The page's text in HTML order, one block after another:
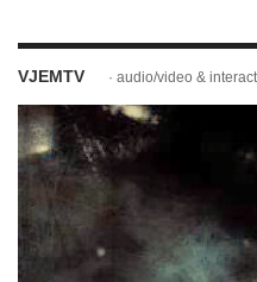
VJEMTV · audio/video &